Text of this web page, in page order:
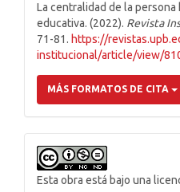
La centralidad de la persona
educativa. (2022). Revista
71-81. https://
institucional/article/view/
MÁS FORMATOS DE CITA
Esta obra está bajo una